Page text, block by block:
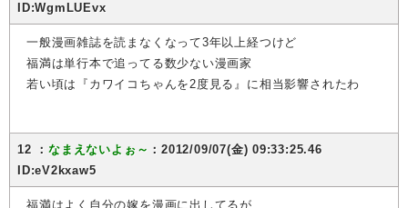
ID:WgmLUEvx
一般漫画雑誌を読まなくなって3年以上経つけど
福満は単行本で追ってる数少ない漫画家
若い頃は『カワイコちゃんを2度見る』に相当影響されたわ
12 ：なまえないよぉ～ ：2012/09/07(金) 09:33:25.46
ID:eV2kxaw5
福満はよく自分の嫁を漫画に出してるが